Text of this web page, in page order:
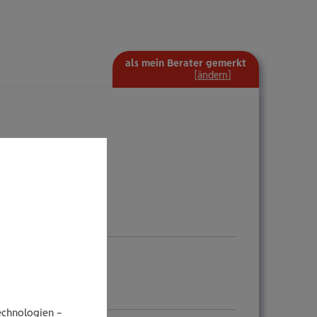
als mein Berater gemerkt
[ändern
–